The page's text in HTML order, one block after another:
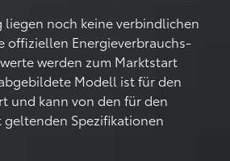
liegen noch keine verbindlichen
offiziellen Energieverbrauchs-
werden zum Marktstart
Modell ist für den
und kann von den für den
Spezifikationen